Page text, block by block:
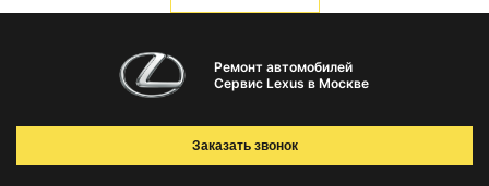
Ремонт автомобилей
Сервис Lexus в Москве
Заказать звонок